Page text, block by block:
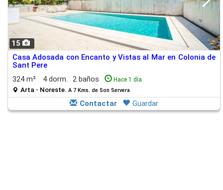
15
Casa Adosada con Encanto y Vistas al Mar en Colonia de
Sant Pere
324 m²
4 dorm. 2 baños Hace 1 día
Arta - Noreste. A 7 Kms. de Son Servera
Contactar Guardar